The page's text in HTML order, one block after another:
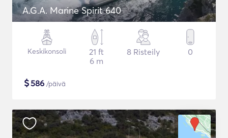
A.G.A. Marine Spirit 640
Keskikonsoli
21 ft
6 m
8 Risteily 0
$586 /päivä